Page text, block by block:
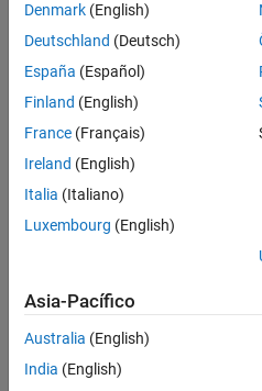
Denmark (English)
Deutschland (Deutsch)
España (Español)
Finland (English)
France (Français)
Ireland (English)
Italia (Italiano)
Luxembourg (English)
Asia-Pacífico
Australia (English)
India (English)
Política de privacidad
Información de contacto
© 1994-2026 The MathWorks,